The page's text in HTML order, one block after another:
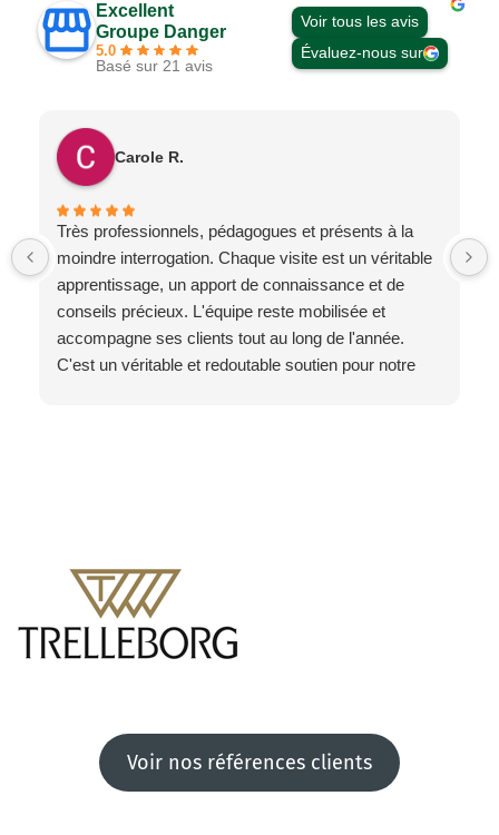
Excellent
Groupe Danger
5.0
Basé sur 21 avis
Voir tous les avis
Évaluez-nous sur
Carole R.
Très professionnels, pédagogues et présents à la
moindre interrogation. Chaque visite est un véritable
apprentissage, un apport de connaissance et de
conseils précieux. L'équipe reste mobilisée et
accompagne ses clients tout au long de l'année.
C'est un véritable et redoutable soutien pour notre
Voir nos références clients